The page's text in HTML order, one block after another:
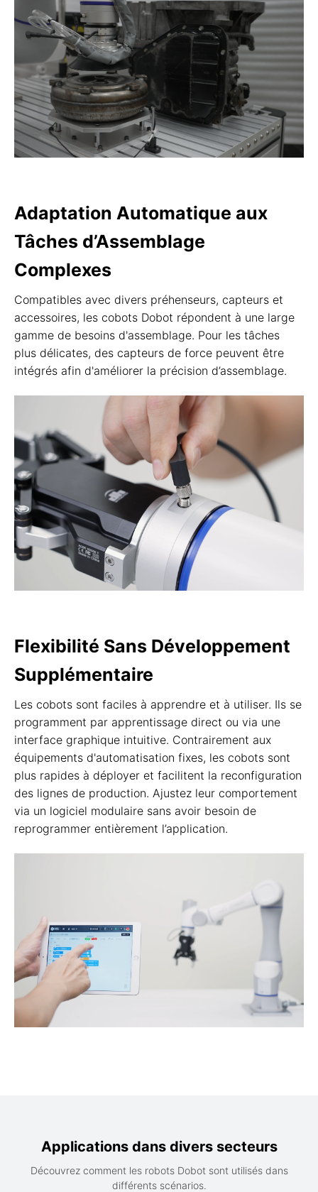
Adaptation Automatique aux
Tâches d’Assemblage
Complexes
Compatibles avec divers préhenseurs, capteurs et
accessoires, les cobots Dobot répondent à une large
gamme de besoins d'assemblage. Pour les tâches
plus délicates, des capteurs de force peuvent être
intégrés afin d'améliorer la précision d’assemblage.
Flexibilité Sans Développement
Supplémentaire
Les cobots sont faciles à apprendre et à utiliser. Ils se
programment par apprentissage direct ou via une
interface graphique intuitive. Contrairement aux
équipements d'automatisation fixes, les cobots sont
plus rapides à déployer et facilitent la reconfiguration
des lignes de production. Ajustez leur comportement
via un logiciel modulaire sans avoir besoin de
reprogrammer entièrement l’application.
Applications dans divers secteurs
Découvrez comment les robots Dobot sont utilisés dans
différents scénarios.